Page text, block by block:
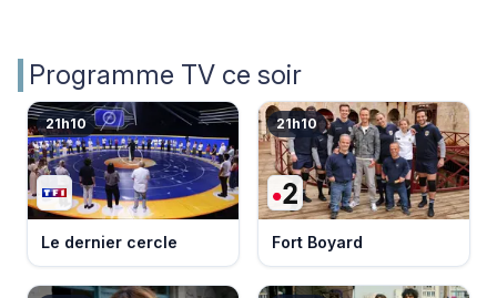
Programme TV ce soir
21h10
Le dernier cercle
21h10
Fort Boyard